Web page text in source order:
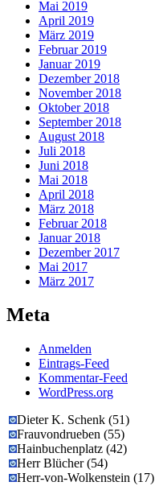
Mai 2019
April 2019
März 2019
Februar 2019
Januar 2019
Dezember 2018
November 2018
Oktober 2018
September 2018
August 2018
Juli 2018
Juni 2018
Mai 2018
April 2018
März 2018
Februar 2018
Januar 2018
Dezember 2017
Mai 2017
März 2017
Meta
Anmelden
Eintrags-Feed
Kommentar-Feed
WordPress.org
Dieter K. Schenk(51)
Frauvondrueben(55)
Hainbuchenplatz(42)
Herr Blücher(54)
Herr-von-Wolkenstein(17)